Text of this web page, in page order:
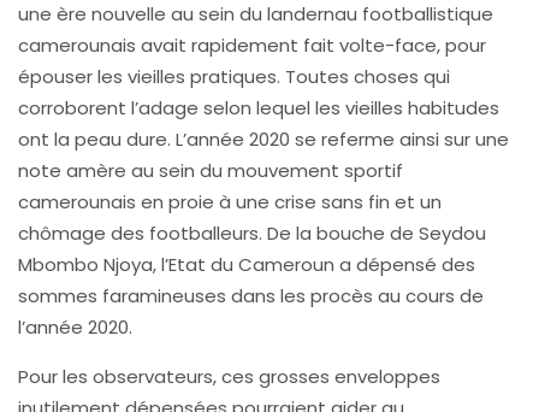
une ère nouvelle au sein du landernau footballistique
camerounais avait rapidement fait volte-face, pour
épouser les vieilles pratiques. Toutes choses qui
corroborent l’adage selon lequel les vieilles habitudes
ont la peau dure. L’année 2020 se referme ainsi sur une
note amère au sein du mouvement sportif
camerounais en proie à une crise sans fin et un
chômage des footballeurs. De la bouche de Seydou
Mbombo Njoya, l’Etat du Cameroun a dépensé des
sommes faramineuses dans les procès au cours de
l’année 2020.
Pour les observateurs, ces grosses enveloppes